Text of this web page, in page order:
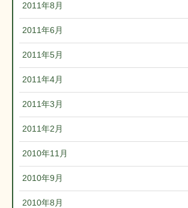
2011年8月
2011年6月
2011年5月
2011年4月
2011年3月
2011年2月
2010年11月
2010年9月
2010年8月